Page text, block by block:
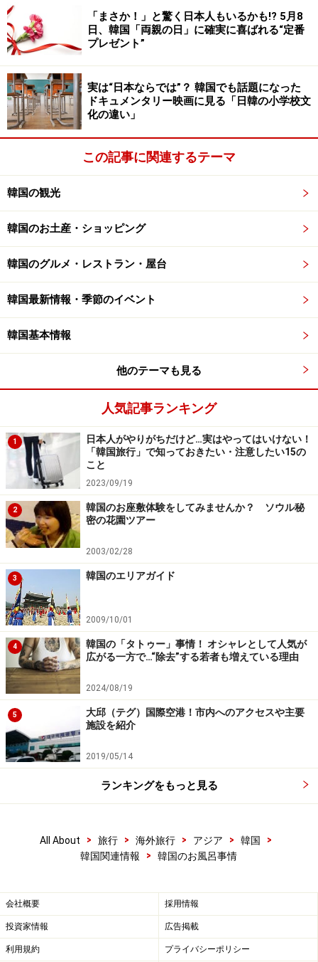
知りたい！あのオフロ用語の意味は？
汗蒸幕（ハンジュンマク）で汗をかいてデトックスすればス
ッキリ。韓国の人々は、時々チムジルバンに出かけてじっく
さて、韓国に行ったらアカスリをしてみたい！ガイドブ
などなど、お風呂に関連する体験をしてみたい方、多い
ですよね。ここでは韓国旅行前に知っておきたい基本的
なお風呂関連の施設と、名前だけではどんなことをする
のか想像しにくい内容の施術を紹介します。
ので、入浴施設とサウナ、休憩できる空間などがある場
所です。アカスリをしてもらうこともできます。大型の
チムジルバンの場合、ネイルやマッサージなどが受けら
れる空間もあります。入り口で入場料を支払うと、タオ
ルやサウナ専用の服を渡してもらえます。施設内での飲
食やサービスの支払いはロッカーキーで記録を行い、帰
るときに清算するシステムをとる施設が増えています。
●モギョクタン
モギョクタンとは、湯船にお湯をはったお風呂のこと
で、チムジルバンのようにサウナやその他の設備はな
く、湯船のこと、または単に入浴だけを行う施設のこと
をこうよんだりします。
●汗蒸幕（ハンジュンマク）
黄土や石などで作ったドーム状の巨大な釜を松の木や薬
草類などを燃やすことで熱したもので、その中に座って
汗を出すという、昔から韓国にある民間療法の一つで
くさん出て、新陳代謝が良くなり、デトックス効果も期
待できるようです。ですが、水分補給と外気にあたる休
でご注意を！
●サウナ
チムジルバンに行くと、いろいろな種類のサウナがあり
「まさか！」と驚く日本人もいるかも!? 5月8
日、韓国「両親の日」に確実に喜ばれる“定番
プレゼント”
実は“日本ならでは”？ 韓国でも話題になった
ドキュメンタリー映画に見る「日韓の小学校文
化の違い」
この記事に関連するテーマ
韓国の観光
韓国のお土産・ショッピング
韓国のグルメ・レストラン・屋台
韓国最新情報・季節のイベント
韓国基本情報
他のテーマも見る
人気記事ランキング
1
日本人がやりがちだけど…実はやってはいけない！
「韓国旅行」で知っておきたい・注意したい15の
こと
2023/09/19
2
韓国のお座敷体験をしてみませんか？ ソウル秘
密の花園ツアー
2003/02/28
3 韓国のエリアガイド
2009/10/01
4
韓国の「タトゥー」事情！ オシャレとして人気が
広がる一方で…“除去”する若者も増えている理由
2024/08/19
5
大邱（テグ）国際空港！市内へのアクセスや主要
施設を紹介
2019/05/14
ランキングをもっと見る
All About > 旅行 > 海外旅行 > アジア > 韓国
>
韓国関連情報
> 韓国のお風呂事情
会社概要 採用情報
投資家情報 広告掲載
利用規約 プライバシーポリシー